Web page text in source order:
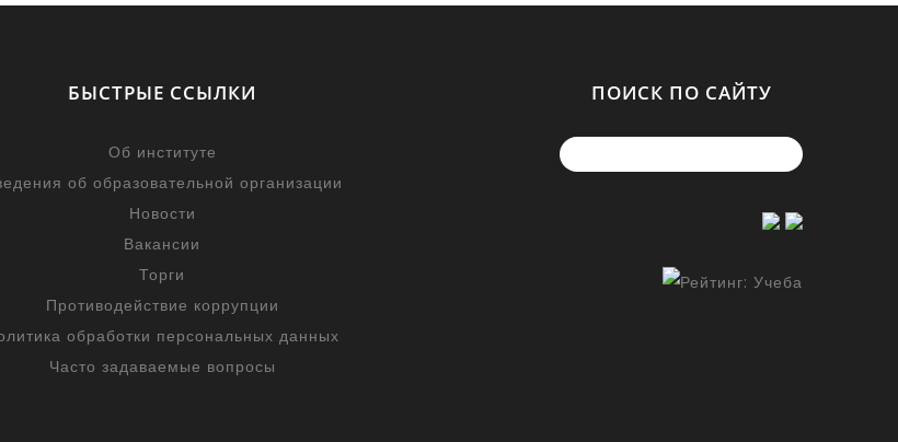
БЫСТРЫЕ ССЫЛКИ
Об институте
об образовательной организации
Новости
Вакансии
Торги
Противодействие коррупции
обработки персональных данных
Часто задаваемые вопросы
ПОИСК ПО САЙТУ